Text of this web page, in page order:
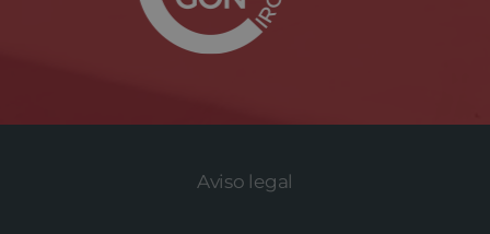
Aviso legal